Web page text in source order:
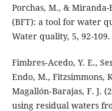
Porchas, M., &
(BFT): a tool for water
Water quality, 5, 92-109.
Fimbres‐Acedo, Y. E.,
Endo, M., Fitzsimmons,
Magallón‐Barajas, F. J.
using residual waters